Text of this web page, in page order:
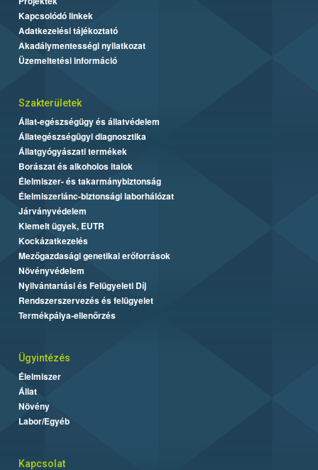
Kapcsolódó linkek
Adatkezelési tájékoztató
Akadálymentességi nyilatkozat
Üzemeltetési információ
Szakterületek
Állat-egészségügy és állatvédelem
Állategészségügyi diagnosztika
Állatgyógyászati termékek
Borászat és alkoholos italok
Élelmiszer- és takarmánybiztonság
Élelmiszerlánc-biztonsági laborhálózat
Járványvédelem
Kiemelt ügyek, EUTR
Kockázatkezelés
Mezőgazdasági genetikai erőforrások
Növényvédelem
Nyilvántartási és Felügyeleti Díj
Rendszerszervezés és felügyelet
Termékpálya-ellenőrzés
Ügyintézés
Élelmiszer
Állat
Növény
Labor/Egyéb
Kapcsolat